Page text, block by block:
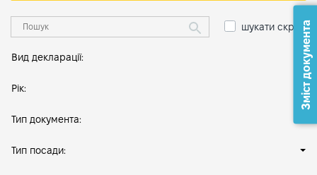
шукати скрізь
Вид декларації:
Рік:
Тип документа:
Тип посади:
Зміст документа